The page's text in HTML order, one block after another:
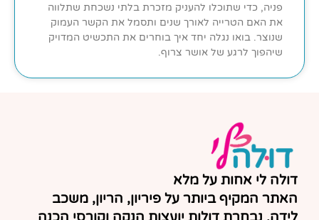
פניה, כדי שתוכלו להעניק מזכרת בלתי נשכחת שתלווה
את האם הטרייה לאורך שנים ותסמל את הקשר העמוק
שנוצר. בואו נגלה יחד איך בוחרים את התכשיט המדויק
שיהפוך לרגע של אושר צרוף.
דולה לי אחות על מלא
האתר המקיף ביותר על פיריון, הריון, משכב